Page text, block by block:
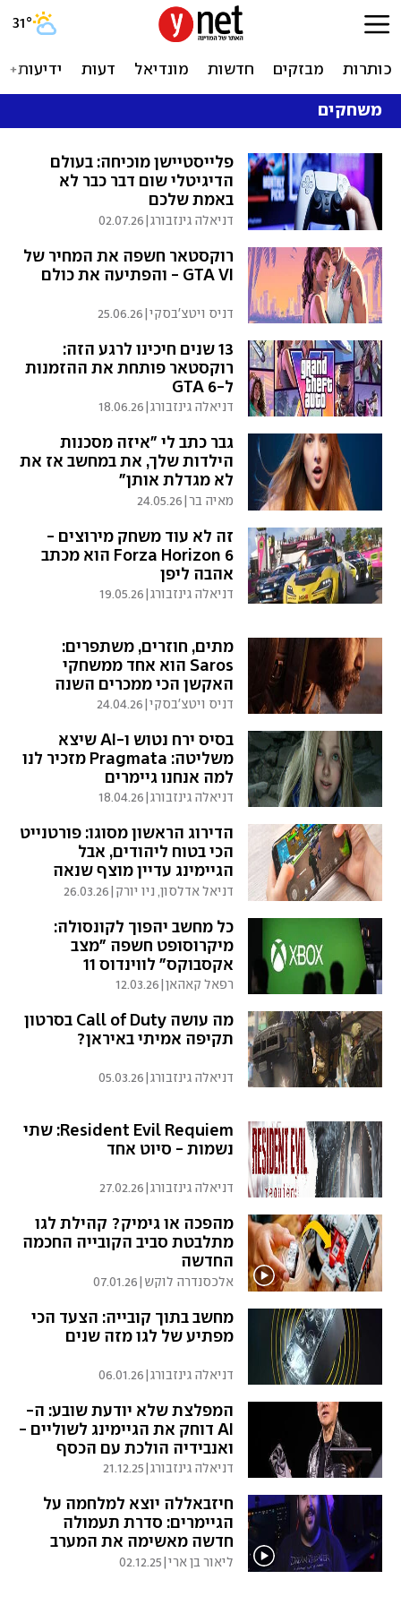
31°
כותרות מבזקים חדשות מונדיאל דעות ידיעות+
משחקים
פלייסטיישן מוכיחה: בעולם
הדיגיטלי שום דבר כבר לא
באמת שלכם
דניאלה גינזבורג|
02.07.26
רוקסטאר חשפה את המחיר של
GTA VI - והפתיעה את כולם
דניס ויטצ'בסקי|
25.06.26
13 שנים חיכינו לרגע הזה:
רוקסטאר פותחת את ההזמנות
ל-GTA 6
דניאלה גינזבורג|
18.06.26
גבר כתב לי "איזה מסכנות
הילדות שלך, את במחשב אז את
לא מגדלת אותן"
מאיה בר|
24.05.26
זה לא עוד משחק מירוצים -
Forza Horizon 6 הוא מכתב
אהבה ליפן
דניאלה גינזבורג|
19.05.26
מתים, חוזרים, משתפרים:
Saros הוא אחד ממשחקי
האקשן הכי ממכרים השנה
דניס ויטצ'בסקי|
24.04.26
בסיס ירח נטוש ו-AI שיצא
משליטה: Pragmata מזכיר לנו
למה אנחנו גיימרים
דניאלה גינזבורג|
18.04.26
הדירוג הראשון מסוגו: פורטנייט
הכי בטוח ליהודים, אבל
הגיימינג עדיין מוצף שנאה
דניאל אדלסון, ניו יורק 26.03.26
כל מחשב יהפוך לקונסולה:
מיקרוסופט חשפה "מצב
אקסבוקס" לווינדוס 11
רפאל קאהאן|
12.03.26
מה עושה Call of Duty בסרטון
תקיפה אמיתי באיראן?
דניאלה גינזבורג|
05.03.26
Resident Evil Requiem: שתי
נשמות - סיוט אחד
דניאלה גינזבורג|
27.02.26
מהפכה או גימיק? קהילת לגו
מתלבטת סביב הקובייה החכמה
החדשה
אלכסנדרה לוקש 07.01.26
מחשב בתוך קובייה: הצעד הכי
מפתיע של לגו מזה שנים
דניאלה גינזבורג|
06.01.26
המפלצת שלא יודעת שובע: ה-
AI דוחק את הגיימינג לשוליים -
ואנבידיה הולכת עם הכסף
דניאלה גינזבורג|
21.12.25
חיזבאללה יוצא למלחמה על
הגיימרים: סדרת תעמולה
חדשה מאשימה את המערב
ב"שטיפת מוח"
ליאור בן ארי|
02.12.25